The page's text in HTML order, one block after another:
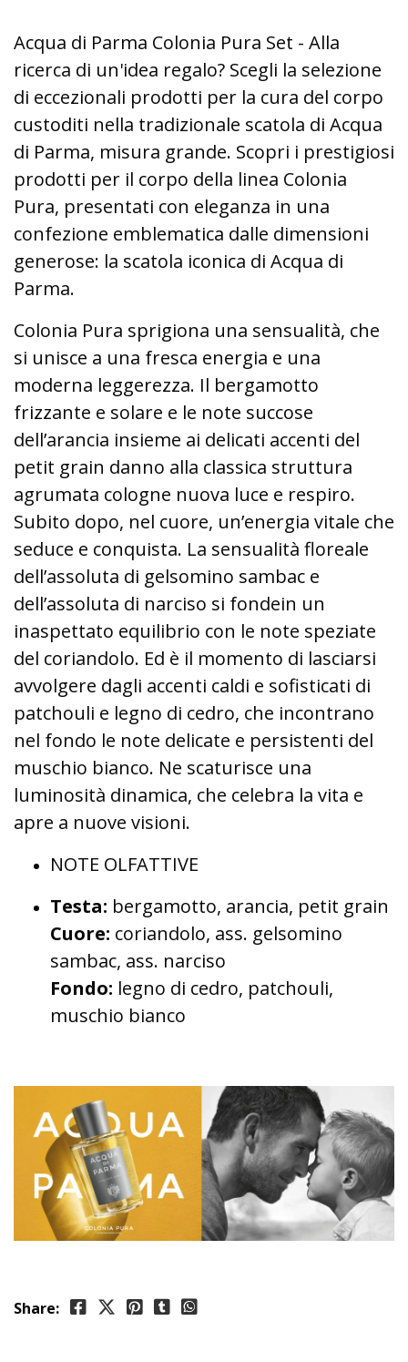
Acqua di Parma Colonia Pura Set - Alla
ricerca di un'idea regalo? Scegli la selezione
di eccezionali prodotti per la cura del corpo
custoditi nella tradizionale scatola di Acqua
di Parma, misura grande. Scopri i prestigiosi
prodotti per il corpo della linea Colonia
Pura, presentati con eleganza in una
confezione emblematica dalle dimensioni
generose: la scatola iconica di Acqua di
Parma.
Colonia Pura sprigiona una sensualità, che
si unisce a una fresca energia e una
moderna leggerezza. Il bergamotto
frizzante e solare e le note succose
dell’arancia insieme ai delicati accenti del
petit grain danno alla classica struttura
agrumata cologne nuova luce e respiro.
Subito dopo, nel cuore, un’energia vitale che
seduce e conquista. La sensualità floreale
dell’assoluta di gelsomino sambac e
dell’assoluta di narciso si fondein un
inaspettato equilibrio con le note speziate
del coriandolo. Ed è il momento di lasciarsi
avvolgere dagli accenti caldi e sofisticati di
patchouli e legno di cedro, che incontrano
nel fondo le note delicate e persistenti del
muschio bianco. Ne scaturisce una
luminosità dinamica, che celebra la vita e
apre a nuove visioni.
NOTE OLFATTIVE
Testa: bergamotto, arancia, petit grain
Cuore: coriandolo, ass. gelsomino
sambac, ass. narciso
Fondo: legno di cedro, patchouli,
muschio bianco
Share: